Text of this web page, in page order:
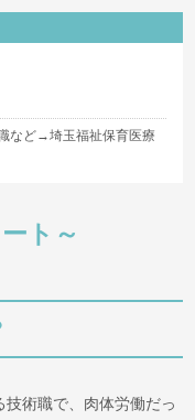
など→埼玉福祉保育医療
ト～
術職で、肉体労働だっ